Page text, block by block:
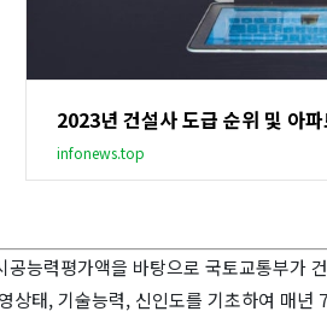
2023년 건설사 도급 순위 및 아
infonews.top
공능력평가액을 바탕으로 국토교통부가
상태, 기술능력, 신인도를 기초하여 매년